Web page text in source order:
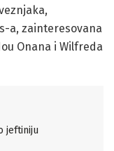
a, zainteresovana
Onana i Wilfreda
jeftiniju